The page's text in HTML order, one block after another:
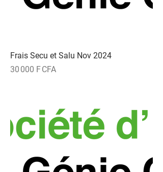
Frais Secu et Salu Nov 2024
Prix
30 000 F CFA